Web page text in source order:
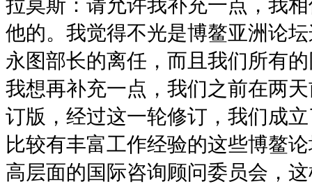
拉莫斯：请允许我补充一点，我
他的。我觉得不光是博鳌亚洲论
永图部长的离任，而且我们所有
我想再补充一点，我们之前在两
订版，经过这一轮修订，我们成
比较有丰富工作经验的这些博鳌
高层面的国际咨询顾问委员会，